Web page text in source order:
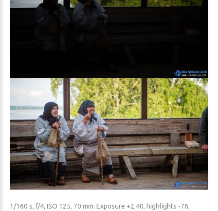
1/160 s, f/4, ISO 125, 70 mm: Exposure +2,40, highlights -76,